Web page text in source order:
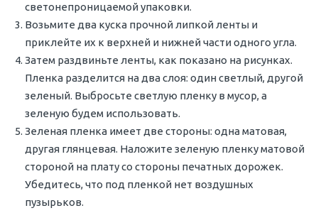
светонепроницаемой упаковки.
Возьмите два куска прочной липкой ленты и
приклейте их к верхней и нижней части одного угла.
Затем раздвиньте ленты, как показано на рисунках.
Пленка разделится на два слоя: один светлый, другой
зеленый. Выбросьте светлую пленку в мусор, а
зеленую будем использовать.
Зеленая пленка имеет две стороны: одна матовая,
другая глянцевая. Наложите зеленую пленку матовой
стороной на плату со стороны печатных дорожек.
Убедитесь, что под пленкой нет воздушных
пузырьков.